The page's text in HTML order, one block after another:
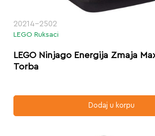
20214-2502
LEGO Ruksaci
LEGO Ninjago Energija Zmaja
Torba
Dodaj u korpu